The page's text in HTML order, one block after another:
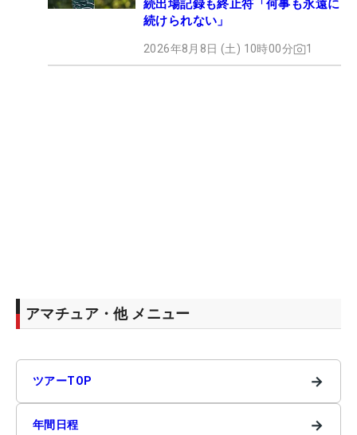
続出場記録も終止符「何事も永遠に
続けられない」
2026年8月8日 (土) 10時00分 1
アマチュア・他 メニュー
ツアーTOP →
年間日程 →